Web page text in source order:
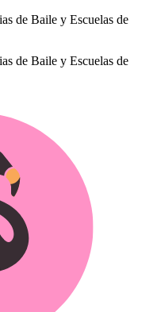
de Baile y Escuelas de
de Baile y Escuelas de